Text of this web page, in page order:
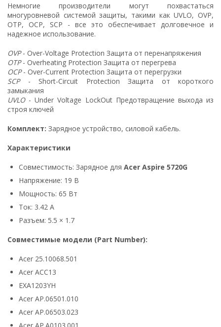
Немногие производители могут похвастаться
многуровневой системой защиты, такими как UVLO, OVP,
OTP, OCP, SCP - все это обеспечивает долговечное и
надежное использование.
OVP- Over-Voltage Protection Защита от перенапряжения
OTP- Overheating Protection Защита от перегрева
OCP- Over-Current Protection Защита от перегрузки
SCP- Short-Circuit Protection Защита от короткого
замыкания
UVLO- Under Voltage LockOut Предотвращение выхода из
строя ключей
Комплект: Зарядное устройство, силовой кабель.
Характеристики
Совместимость: Зарядное для Acer Aspire 5720G
Напряжение: 19 В
Мощность: 65 Вт
Ток: 3.42 А
Разъем: 5.5 × 1.7
Совместимые модели (Part Number):
Acer 25.10068.501
Acer ACC13
EXA1203YH
Acer AP.06501.010
Acer AP.06503.023